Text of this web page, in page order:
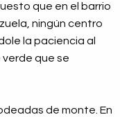
que en el barrio
ningún centro
la paciencia al
que se
de monte. En